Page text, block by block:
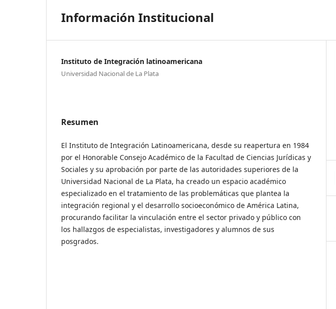
Información Institucional
Instituto de Integración latinoamericana
Universidad Nacional de La Plata
Resumen
El Instituto de Integración Latinoamericana, desde su reapertura en 1984
por el Honorable Consejo Académico de la Facultad de Ciencias Jurídicas y
Sociales y su aprobación por parte de las autoridades superiores de la
Universidad Nacional de La Plata, ha creado un espacio académico
especializado en el tratamiento de las problemáticas que plantea la
integración regional y el desarrollo socioeconómico de América Latina,
procurando facilitar la vinculación entre el sector privado y público con
los hallazgos de especialistas, investigadores y alumnos de sus
posgrados.